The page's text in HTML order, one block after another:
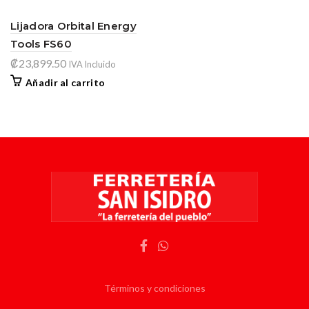
Lijadora Orbital Energy
Tools FS60
₡23,899.50 IVA Incluido
Añadir al carrito
Términos y condiciones